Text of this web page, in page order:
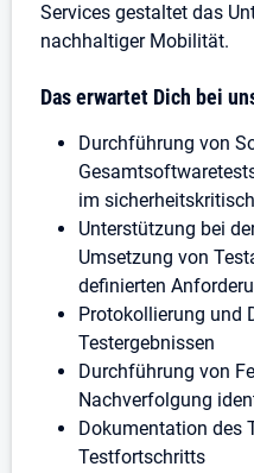
Services gestaltet das
nachhaltiger Mobilität.
Das erwartet Dich bei
Durchführung von
im
Unterstützung bei
Umsetzung von
definierten
Protokollierung und
Testergebnissen
Durchführung von
Nachverfolgung
Dokumentation des
Testfortschritts